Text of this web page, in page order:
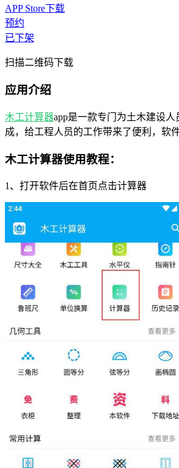
APP Store下载
预约
已下架
扫描二维码下载
应用介绍
木工计算器app是一款专门为土木建设
成，给工程人员的工作带来了便利，软
木工计算器使用教程：
1、打开软件后在首页点击计算器